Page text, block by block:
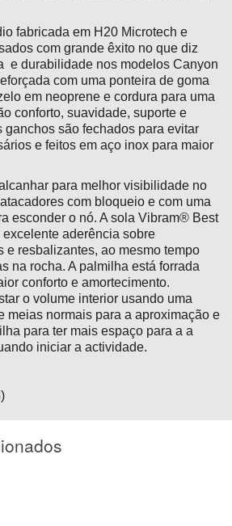
fabricada em H20 Microtech e
com grande êxito no que diz
e durabilidade nos modelos Canyon
com uma ponteira de goma
em neoprene e cordura para uma
conforto, suavidade, suporte e
ganchos são fechados para evitar
e feitos em aço inox para maior
para melhor visibilidade no
com bloqueio e com uma
esconder o nó. A sola Vibram® Best
excelente aderência sobre
e resbalizantes, ao mesmo tempo
na rocha. A palmilha está forrada
conforto e amortecimento.
o volume interior usando uma
meias normais para a aproximação e
para ter mais espaço para a a
iniciar a actividade.